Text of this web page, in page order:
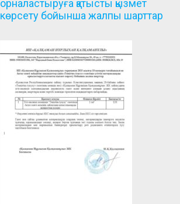
орналастыруға қатысты қызмет
көрсету бойынша жалпы шарттар